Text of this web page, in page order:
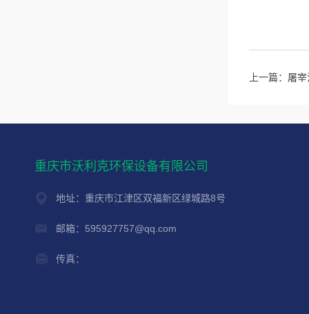
上一篇： 屠
重庆市沃利克环保设备有限公司
地址：重庆市江津区双福新区绿城路8号
邮箱：595927757@qq.com
传真：